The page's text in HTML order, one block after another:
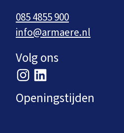
085 4855 900
info@armaere.nl
Volg ons
Openingstijden